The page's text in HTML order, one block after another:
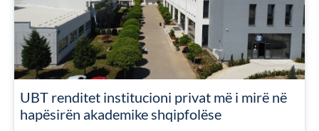
UBT renditet institucioni privat më i mirë në
hapësirën akademike shqipfolëse